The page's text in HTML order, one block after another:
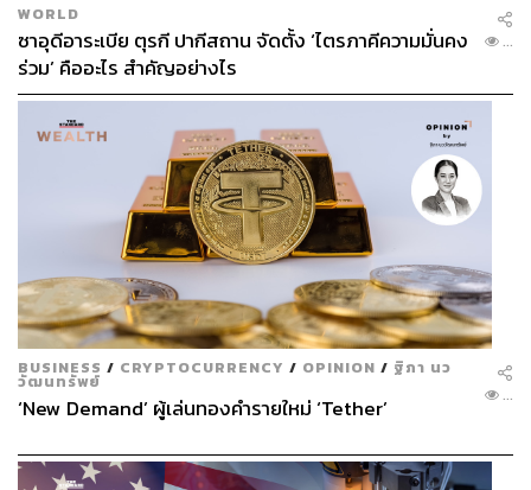
WORLD
ซาอุดีอาระเบีย ตุรกี ปากีสถาน จัดตั้ง ‘ไตรภาคีความมั่นคง
ร่วม’ คืออะไร สำคัญอย่างไร
...
BUSINESS / CRYPTOCURRENCY / OPINION / ฐิภา นว
วัฒนทรัพย์
‘New Demand’ ผู้เล่นทองคำรายใหม่ ‘Tether’ ...